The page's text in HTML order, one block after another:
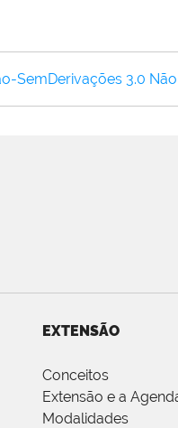
SemDerivações 3.0
EXTENSÃO
Conceitos
Extensão e a
Modalidades